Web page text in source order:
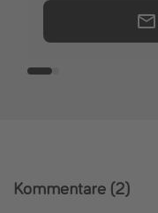
Kommentare (2)